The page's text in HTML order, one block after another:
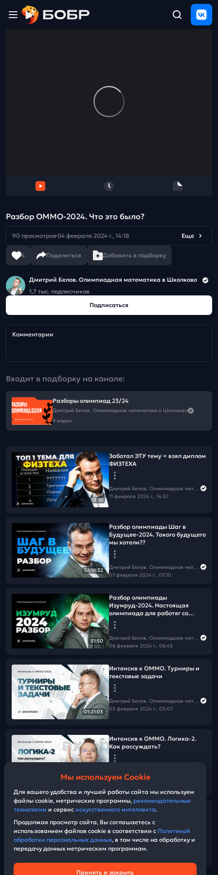
Разбор ОММО-2024. Что это было?
90 просмотров 04 февраля 2024 г., 14:18 Еще
4 Поделиться Добавить в подборку
Дмитрий Белов. Олимпиадная математика в Школково
1,7 тыс. подписчиков
Подписаться
Комментарии
Входит в подборку на канале:
Разборы олимпиад 23/24
Дмитрий Белов. Олимпиадная математика в Школково
9 видео
13:10
Заботал ЭТУ тему = взял диплом
ФИЗТЕХА
Дмитрий Белов. Олимпиадная математика в Школково
11 февраля 2024 г., 14:57
01:16:32
Разбор олимпиады Шаг в
Будущее-2024. Такого будущего
мы хотели??
Дмитрий Белов. Олимпиадная математика в Школково
07 февраля 2024 г., 07:10
51:50
Разбор олимпиады
Изумруд-2024. Настоящая
олимпиада для работяг со
ВсОШа?
Дмитрий Белов. Олимпиадная математика в Школково
06 февраля 2024 г., 06:45
01:21:03
Интенсив к ОММО. Турниры и
текстовые задачи
Дмитрий Белов. Олимпиадная математика в Школково
03 февраля 2024 г., 05:07
01:16:54
Интенсив к ОММО. Логика-2.
Как рассуждать?
03 февраля 2024 г., 03:07
43:54
Разбор регионального этапа
за 8 класс). День 2
Мы используем Cookie
Для вашего удобства и лучшей работы сайта мы используем
файлы cookie, метрические программы, рекомендательные
технологии и сервис искусственного интеллекта.
Продолжая просмотр сайта, Вы соглашаетесь с
использованием файлов cookie в соответствии с Политикой
обработки персональных данных, в том числе на обработку и
передачу данных метрическим программам.
Принять и закрыть